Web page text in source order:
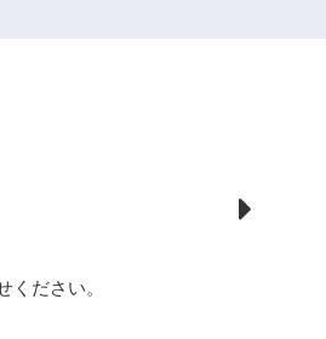
ださい。